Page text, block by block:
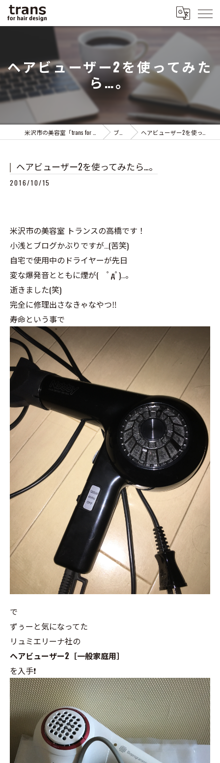
ヘアビューザー2を使ってみた
ら…。
ブログ ヘアビューザー2を使ってみたら…。
ヘアビューザー2を使ってみたら…。
2016/10/15
米沢市の美容室 トランスの高橋です！
小浅とブログかぶりですが…(苦笑)
自宅で使用中のドライヤーが先日
変な爆発音とともに煙が( ﾟдﾟ)…。
逝きました(笑)
完全に修理出さなきゃなやつ‼️
寿命という事で
で
ずぅーと気になってた
リュミエリーナ社の
ヘアビューザー2［一般家庭用］
を入手❗️